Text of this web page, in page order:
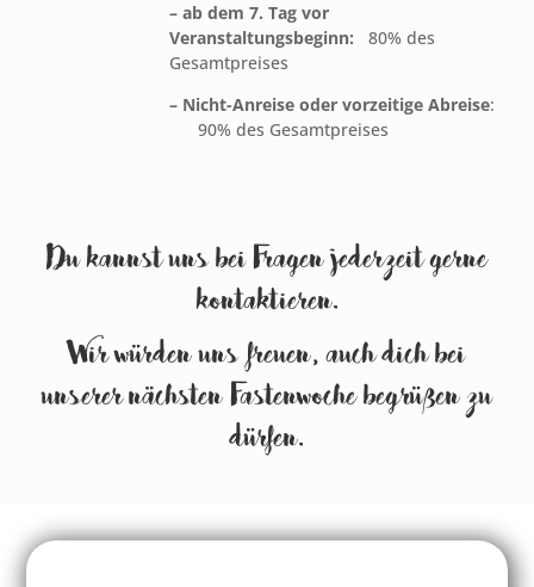
– ab dem 7. Tag vor
Veranstaltungsbeginn:80% des
Gesamtpreises
– Nicht-Anreise oder vorzeitige Abreise:
90% des Gesamtpreises
Du kannst uns bei Fragen jederzeit gerne
kontaktieren.
Wir würden uns freuen, auch dich bei
unserer nächsten Fastenwoche begrüßen zu
dürfen.